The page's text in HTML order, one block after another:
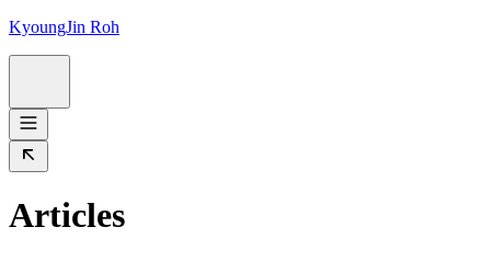
KyoungJin Roh
Articles